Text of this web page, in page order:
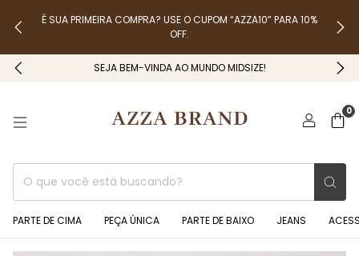
É SUA PRIMEIRA COMPRA? USE O CUPOM “AZZA10” PARA 10%
OFF.
SEJA BEM-VINDA AO MUNDO MIDSIZE!
0
PARTE DE CIMA PEÇA ÚNICA PARTE DE BAIXO JEANS